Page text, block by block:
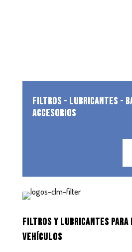
FILTROS - LUBRICANTES -
ACCESORIOS
FILTROS Y LUBRICANTES PARA
VEHÍCULOS